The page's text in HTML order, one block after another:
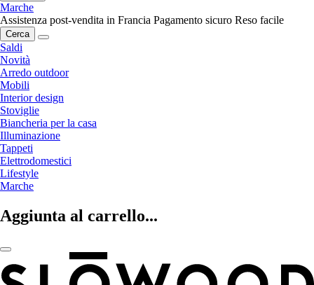
Marche
Assistenza post-vendita in Francia Pagamento sicuro Reso facile
Cerca
Saldi
Novità
Arredo outdoor
Mobili
Interior design
Stoviglie
Biancheria per la casa
Illuminazione
Tappeti
Elettrodomestici
Lifestyle
Marche
Aggiunta al carrello...